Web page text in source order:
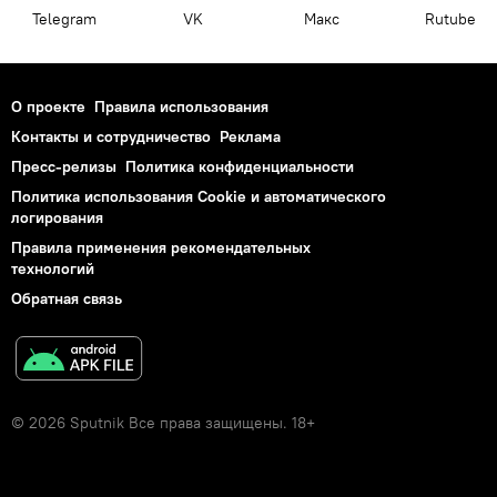
Telegram VK Макс Rutube
О проекте Правила использования
Контакты и сотрудничество Реклама
Пресс-релизы Политика конфиденциальности
Политика использования Cookie и автоматического
логирования
Правила применения рекомендательных
технологий
Обратная связь
© 2026 Sputnik Все права защищены. 18+